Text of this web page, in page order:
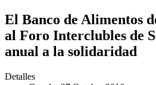
El Banco de Alimentos
al Foro Interclubles de
anual a la solidaridad
Detalles